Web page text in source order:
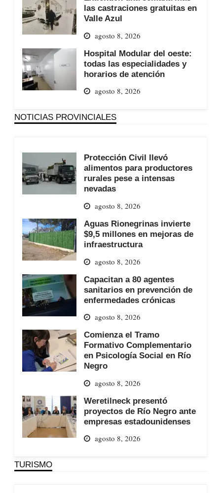
las castraciones gratuitas en
Valle Azul
agosto 8, 2026
Hospital Modular del oeste:
todas las especialidades y
horarios de atención
agosto 8, 2026
NOTICIAS PROVINCIALES
Protección Civil llevó
alimentos para productores
rurales pese a intensas
nevadas
agosto 8, 2026
Aguas Rionegrinas invierte
$9,5 millones en mejoras de
infraestructura
agosto 8, 2026
Capacitan a 80 agentes
sanitarios en prevención de
enfermedades crónicas
agosto 8, 2026
Comienza el Tramo
Formativo Complementario
en Psicología Social en Río
Negro
agosto 8, 2026
Weretilneck presentó
proyectos de Río Negro ante
empresas estadounidenses
agosto 8, 2026
TURISMO